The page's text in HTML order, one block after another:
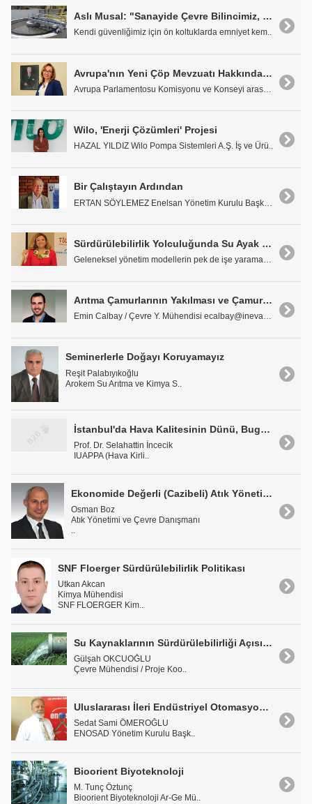
Aslı Musal: "Sanayide Çevre Bilincimiz, Çevre Cezalarıyla Sınırlı"
Kendi güvenliğimiz için ön koltuklarda emniyet kem..
Avrupa'nın Yeni Çöp Mevzuatı Hakkında Son Durum Bilgisi: Tek Kullanımlık Plastiklerin Direktifi
Wilo, 'Enerji Çözümleri' Projesi
HAZAL YILDIZ Wilo Pompa Sistemleri A.Ş. İş ve Ürü..
Bir Çalıştayın Ardından
Sürdürülebilirlik Yolculuğunda Su Ayak İziniz
Geleneksel yönetim modellerin pek de işe yaramadığ..
Arıtma Çamurlarının Yakılması ve Çamurdan Elektrik Enerjisi Üretimine Genel Bakış
Emin Calbay / Çevre Y. Mühendisi ecalbay@inevatur..
Seminerlerle Doğayı Koruyamayız
Reşit Palabıyıkoğlu
Arokem Su Arıtma ve Kimya S..
İstanbul'da Hava Kalitesinin Dünü, Bugünü ve Geleceği
Prof. Dr. Selahattin İncecik
IUAPPA (Hava Kirli..
Ekonomide Değerli (Cazibeli) Atık Yönetimi Sorunsalı
Osman Boz
Atık Yönetimi ve Çevre Danışmanı
..
SNF Floerger Sürdürülebilirlik Politikası
Utkan Akcan
Kimya Mühendisi
SNF FLOERGER Kim..
Su Kaynaklarının Sürdürülebilirliği Açısından Atıksuların Geri Kazanımı
Gülşah OKCUOĞLU
Çevre Mühendisi / Proje Koo..
Uluslararası İleri Endüstriyel Otomasyon Kongresi'nin Ardından
Sedat Sami ÖMEROĞLU
ENOSAD Yönetim Kurulu Başk..
Bioorient Biyoteknoloji
M. Tunç Öztunç
Bioorient Biyoteknoloji Ar-Ge Mü..